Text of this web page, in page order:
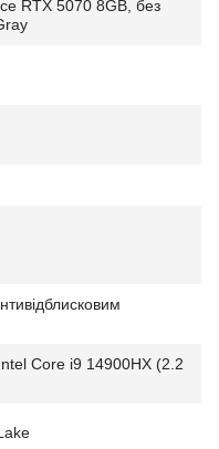
RTX 5070 8GB, без
Core i9 14900HX (2.2